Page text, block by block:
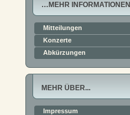
…MEHR INFORMATIONEN
Mitteilungen
Konzerte
Abkürzungen
MEHR ÜBER...
Impressum